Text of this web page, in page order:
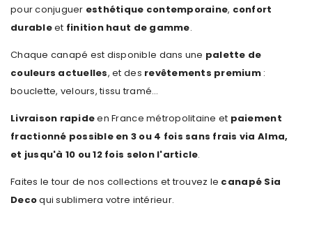
pour conjuguer esthétique contemporaine, confort
durableet finition haut de gamme.
Chaque canapé est disponible dans une palette de
couleurs actuelles, et des revêtements premium:
bouclette, velours, tissu tramé…
Livraison rapideen France métropolitaine et paiement
fractionné possible en 3 ou 4 fois sans frais via Alma,
et jusqu'à 10 ou 12 fois selon l'article.
Faites le tour de nos collections et trouvez le canapé Sia
Decoqui sublimera votre intérieur.